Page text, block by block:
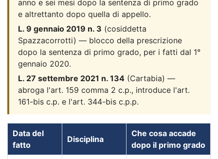
anno e sei mesi dopo la sentenza di primo grado
e altrettanto dopo quella di appello.
L. 9 gennaio 2019 n. 3 (cosiddetta
Spazzacorrotti) — blocco della prescrizione
dopo la sentenza di primo grado, per i fatti dal 1°
gennaio 2020.
L. 27 settembre 2021 n. 134 (Cartabia) —
abroga l'art. 159 comma 2 c.p., introduce l'art.
161-bis c.p. e l'art. 344-bis c.p.p.
Data del
fatto
Disciplina
Che cosa accade
dopo il primo grado